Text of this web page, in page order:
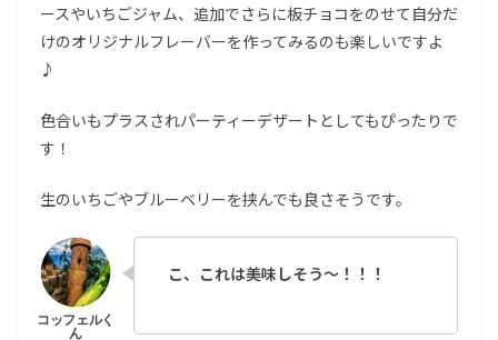
ースやいちごジャム、追加でさらに板チョコをのせて自分だ
けのオリジナルフレーバーを作ってみるのも楽しいですよ
♪
色合いもプラスされパーティーデザートとしてもぴったりで
す！
生のいちごやブルーベリーを挟んでも良さそうです。
こ、これは美味しそう〜！！！